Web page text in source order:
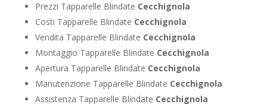
Prezzi Tapparelle Blindate Cecchignola
Costi Tapparelle Blindate Cecchignola
Vendita Tapparelle Blindate Cecchignola
Montaggio Tapparelle Blindate Cecchignola
Apertura Tapparelle Blindate Cecchignola
Manutenzione Tapparelle Blindate Cecchignola
Assistenza Tapparelle Blindate Cecchignola